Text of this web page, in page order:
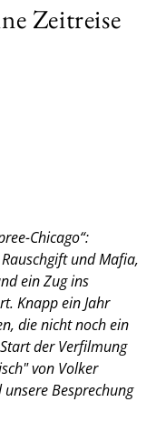
Zeitreise
Chicago“:
und Mafia,
ein Zug ins
Knapp ein Jahr
die nicht noch ein
der Verfilmung
von Volker
Besprechung